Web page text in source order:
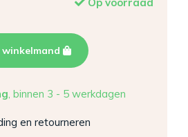
winkelmand
, binnen 3 - 5 werkdagen
en retourneren